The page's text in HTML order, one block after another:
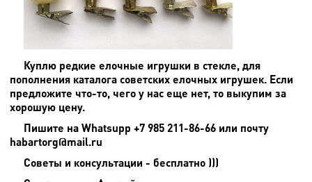
Куплю редкие елочные игрушки в стекле, для
пополнения каталога советских елочных игрушек. Если
предложите что-то, чего у нас еще нет, то выкупим за
хорошую цену.
Пишите на Whatsupp +7 985 211-86-66 или почту
habartorg@mail.ru
Советы и консультации - бесплатно )))